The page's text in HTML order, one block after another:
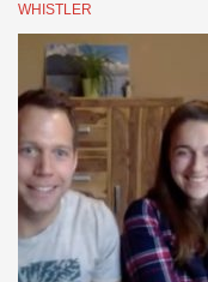
WHISTLER